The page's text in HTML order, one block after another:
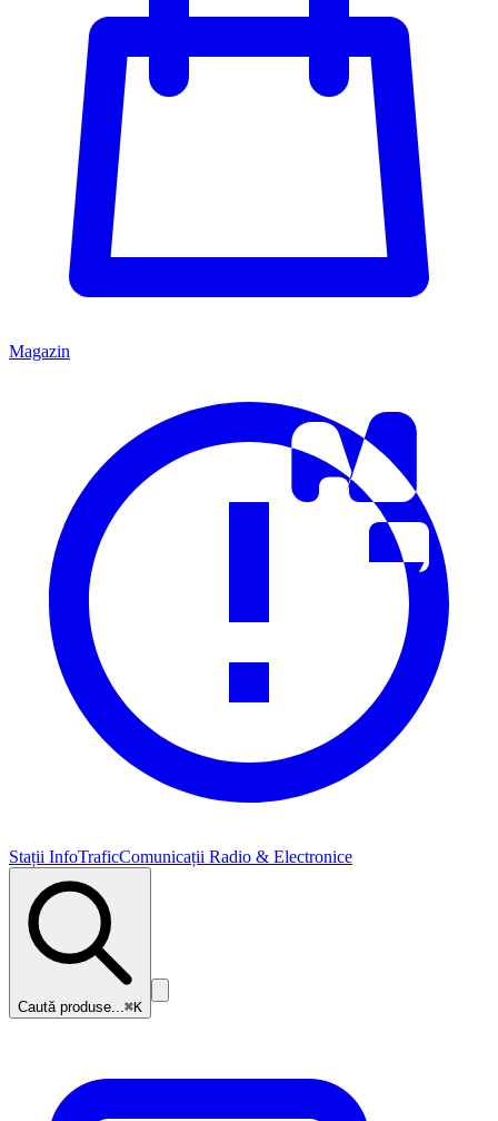
Magazin
Stații InfoTraficComunicații Radio & Electronice
Caută produse...⌘K